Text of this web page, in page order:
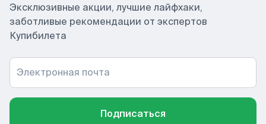
Эксклюзивные акции, лучшие лайфхаки,
заботливые рекомендации от экспертов
Купибилета
Электронная почта
Подписаться